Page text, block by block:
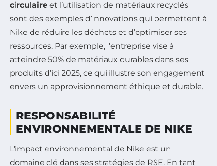
circulaire et l’utilisation de matériaux recyclés
sont des exemples d’innovations qui permettent à
Nike de réduire les déchets et d’optimiser ses
ressources. Par exemple, l’entreprise vise à
atteindre 50% de matériaux durables dans ses
produits d’ici 2025, ce qui illustre son engagement
envers un approvisionnement éthique et durable.
RESPONSABILITÉ
ENVIRONNEMENTALE DE NIKE
L’impact environnemental de Nike est un
domaine clé dans ses stratégies de RSE. En tant